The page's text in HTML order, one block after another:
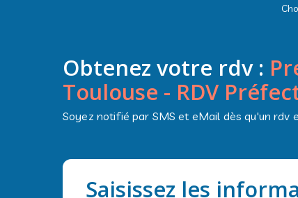
Obtenez votre rdv :
Toulouse - RDV
Soyez notifié par SMS et eMail dès qu'un
Saisissez les